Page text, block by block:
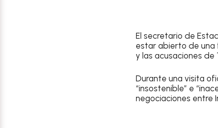
El secretario de
estar abierto de una
y las acusaciones
Durante una visita
“insostenible” e
negociaciones entre